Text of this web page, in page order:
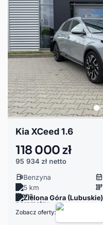
Kia XCeed 1.6
118 000 zł
95 934 zł netto
Benzyna
5 km
Zielona Góra (Lubuskie)
Zobacz oferty: